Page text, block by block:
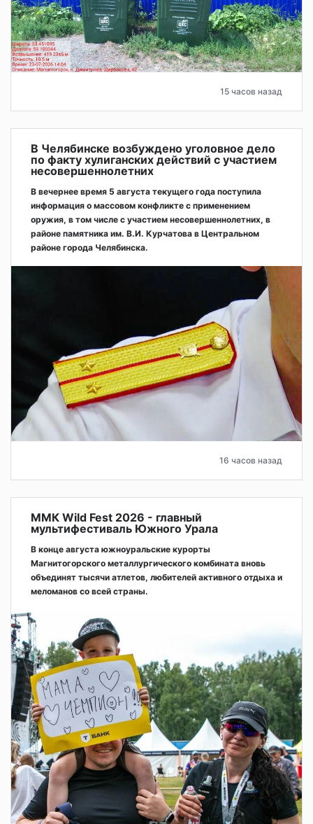
15 часов назад
В Челябинске возбуждено уголовное дело
по факту хулиганских действий с участием
несовершеннолетних
В вечернее время 5 августа текущего года поступила
информация о массовом конфликте с применением
оружия, в том числе с участием несовершеннолетних, в
районе памятника им. В.И. Курчатова в Центральном
районе города Челябинска.
16 часов назад
ММК Wild Fest 2026 - главный
мультифестиваль Южного Урала
В конце августа южноуральские курорты
Магнитогорского металлургического комбината вновь
объединят тысячи атлетов, любителей активного отдыха и
меломанов со всей страны.